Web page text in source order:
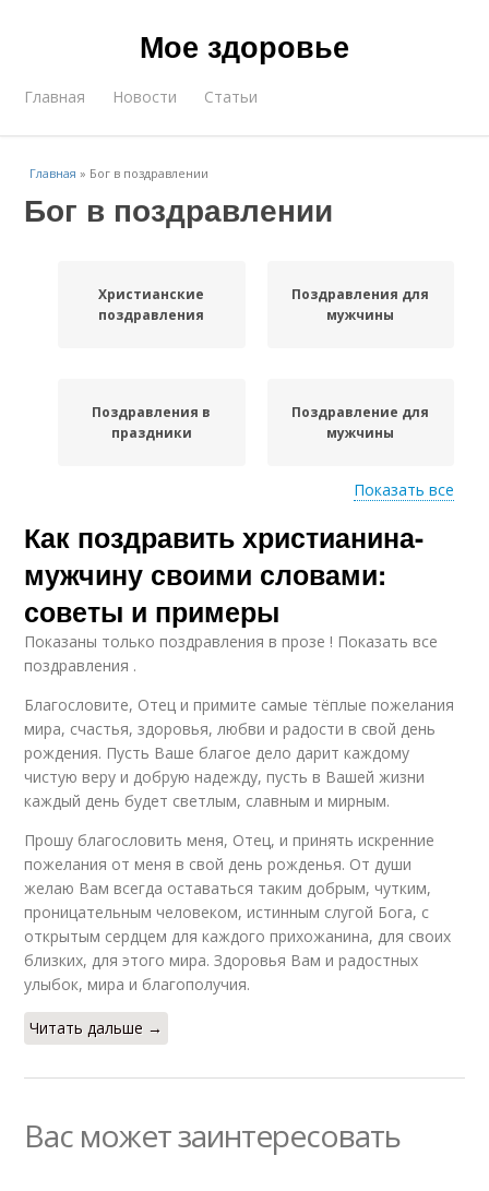
Мое здоровье
Главная Новости Статьи
Главная » Бог в поздравлении
Бог в поздравлении
Христианские
поздравления
Поздравления для
мужчины
Поздравления в
праздники
Поздравление для
мужчины
христианских
Поздравления для
мужчин
Христианское
поздравление
Слова для
Рождественские
поздравления
Поздравления с
рождеством
Поздравления в канун
Ценности в
поздравлении
Показать все
Как поздравить христианина-
мужчину своими словами:
советы и примеры
Показаны только поздравления в прозе ! Показать все
поздравления .
Благословите, Отец и примите самые тёплые пожелания
мира, счастья, здоровья, любви и радости в свой день
рождения. Пусть Ваше благое дело дарит каждому
чистую веру и добрую надежду, пусть в Вашей жизни
каждый день будет светлым, славным и мирным.
Прошу благословить меня, Отец, и принять искренние
пожелания от меня в свой день рожденья. От души
желаю Вам всегда оставаться таким добрым, чутким,
проницательным человеком, истинным слугой Бога, с
открытым сердцем для каждого прихожанина, для своих
близких, для этого мира. Здоровья Вам и радостных
улыбок, мира и благополучия.
Читать дальше →
Вас может заинтересовать